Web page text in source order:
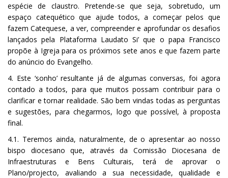
espécie de claustro. Pretende-se que seja, sobretudo, um
espaço catequético que ajude todos, a começar pelos que
fazem Catequese, a ver, compreender e aprofundar os desafios
lançados pela Plataforma Laudato Si’ que o papa Francisco
propõe à Igreja para os próximos sete anos e que fazem parte
do anúncio do Evangelho.
4. Este ‘sonho’ resultante já de algumas conversas, foi agora
contado a todos, para que muitos possam contribuir para o
clarificar e tornar realidade. São bem vindas todas as perguntas
e sugestões, para chegarmos, logo que possível, à proposta
final.
4.1. Teremos ainda, naturalmente, de o apresentar ao nosso
bispo diocesano que, através da Comissão Diocesana de
Infraestruturas e Bens Culturais, terá de aprovar o
Plano/projecto, avaliando a sua necessidade, qualidade e